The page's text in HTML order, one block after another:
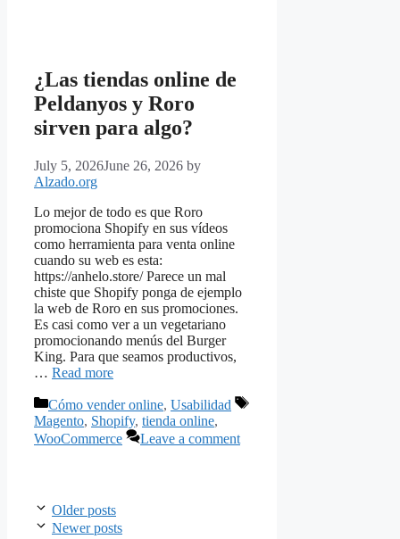
¿Las tiendas online de
Peldanyos y Roro
sirven para algo?
July 5, 2026June 26, 2026 by
Alzado.org
Lo mejor de todo es que Roro
promociona Shopify en sus vídeos
como herramienta para venta online
cuando su web es esta:
https://anhelo.store/ Parece un mal
chiste que Shopify ponga de ejemplo
la web de Roro en sus promociones.
Es casi como ver a un vegetariano
promocionando menús del Burger
King. Para que seamos productivos,
… Read more
Categories
Cómo vender online, Usabilidad
Tags
Magento, Shopify, tienda online,
WooCommerce
Leave a comment
Older posts
Newer posts